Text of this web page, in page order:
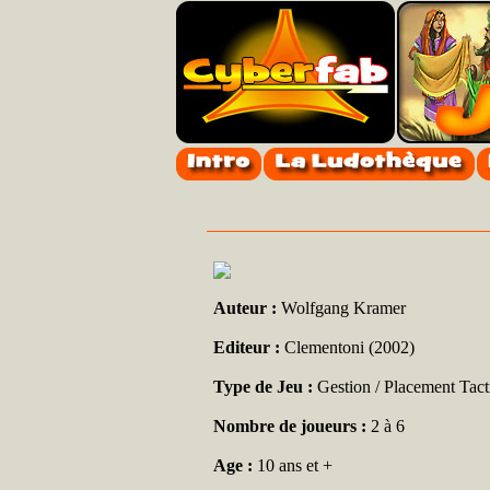
Auteur : Wolfgang Kramer
Editeur : Clementoni (2002)
Type de Jeu : Gestion / Placement
Nombre de joueurs : 2 à 6
Age : 10 ans et +